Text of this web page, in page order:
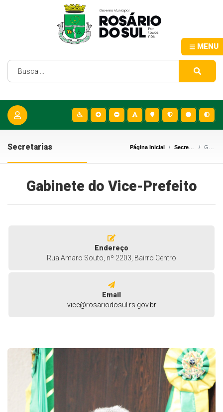
MENU
Secretarias Página Inicial Secretarias Gabinete do Vice-Prefeito
Gabinete do Vice-Prefeito
Endereço
Rua Amaro Souto, nº 2203, Bairro Centro
Email
vice@rosariodosul.rs.gov.br